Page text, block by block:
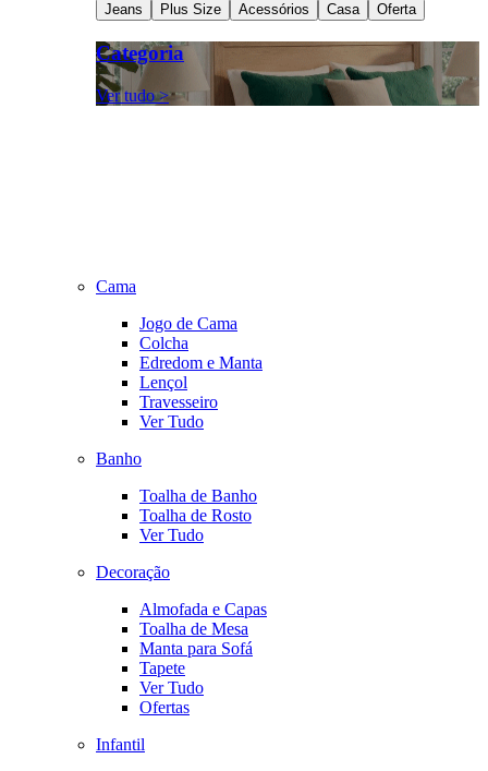
Jeans
Plus Size Acessórios Casa Oferta
Categoria
Ver tudo >
Cama
Jogo de Cama
Colcha
Edredom e Manta
Lençol
Travesseiro
Ver Tudo
Banho
Toalha de Banho
Toalha de Rosto
Ver Tudo
Decoração
Almofada e Capas
Toalha de Mesa
Manta para Sofá
Tapete
Ver Tudo
Ofertas
Infantil